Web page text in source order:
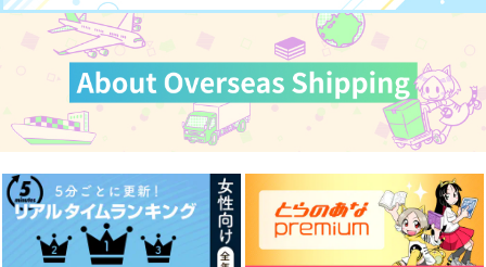
ちみわんこ
パンダ・アパート
472円（税込）
リヴァイ×エレン
サンプル
作品詳細
おとぎ話のそのあとで
四月堂
629円（税込）
杉元佐一×アシリパ
サンプル
作品詳細
タモン アクリルキー
ホルダー わんこver
マイナス4℃
（税込）
サンプル
作品詳細